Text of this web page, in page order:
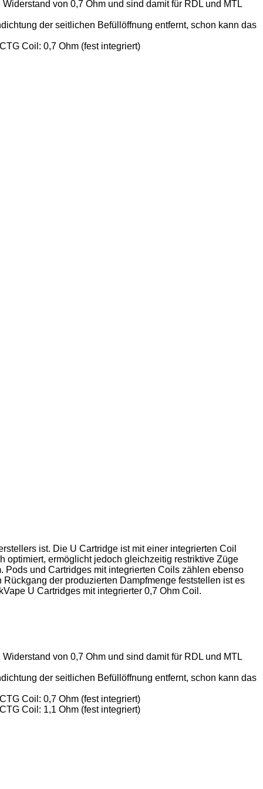
von 0,7 Ohm und sind damit für RDL und MTL
der seitlichen Befüllöffnung entfernt, schon kann das
Coil: 0,7 Ohm (fest integriert)
ist. Die U Cartridge ist mit einer integrierten Coil
optimiert, ermöglicht jedoch gleichzeitig restriktive Züge
und Cartridges mit integrierten Coils zählen ebenso
der produzierten Dampfmenge feststellen ist es
U Cartridges mit integrierter 0,7 Ohm Coil.
von 0,7 Ohm und sind damit für RDL und MTL
der seitlichen Befüllöffnung entfernt, schon kann das
Coil: 0,7 Ohm (fest integriert)
Coil: 1,1 Ohm (fest integriert)